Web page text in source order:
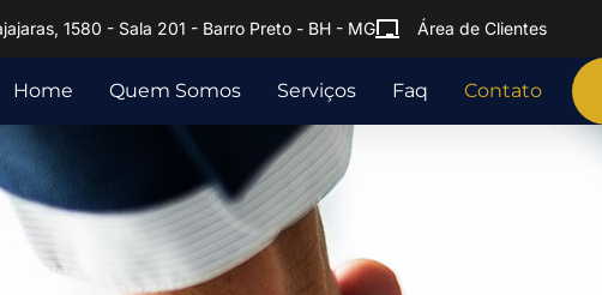
1580 - Sala 201 - Barro Preto - BH - MG Área de Clientes
Home Quem Somos Serviços Faq Contato